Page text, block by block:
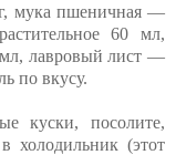
мука пшеничная —
60 мл,
лавровый лист —
по вкусу.
куски, посолите,
холодильник (этот